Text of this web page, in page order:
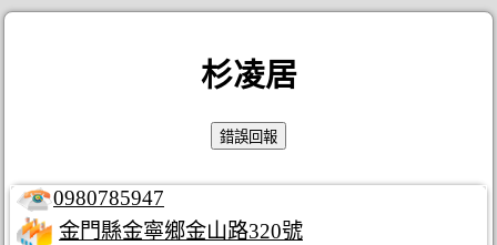
杉凌居
0980785947
金門縣金寧鄉金山路320號